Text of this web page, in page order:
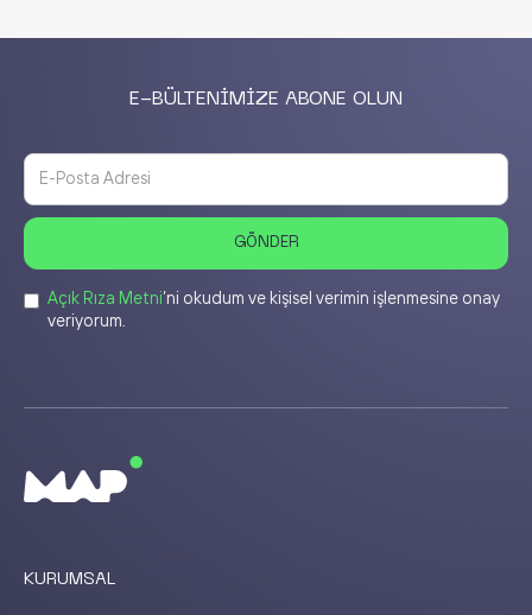
E-BÜLTENİMİZE ABONE OLUN
Açık Rıza Metni’ni okudum ve kişisel verimin işlenmesine onay
veriyorum.
KURUMSAL